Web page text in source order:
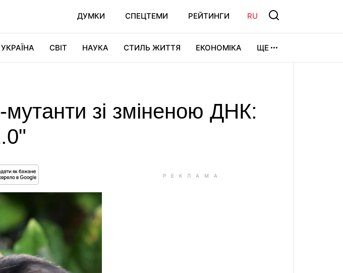
ДУМКИ СПЕЦТЕМИ РЕЙТИНГИ RU
УКРАЇНА СВІТ НАУКА СТИЛЬ ЖИТТЯ ЕКОНОМІКА ЩЕ
зі зміненою ДНК: